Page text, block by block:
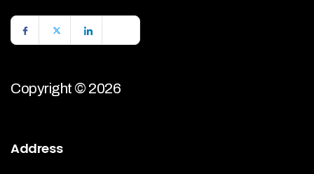
Copyright © 2026
Address